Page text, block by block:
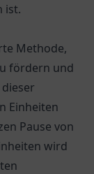
ist.
Methode,
fördern und
Einheiten
Pause von
wird